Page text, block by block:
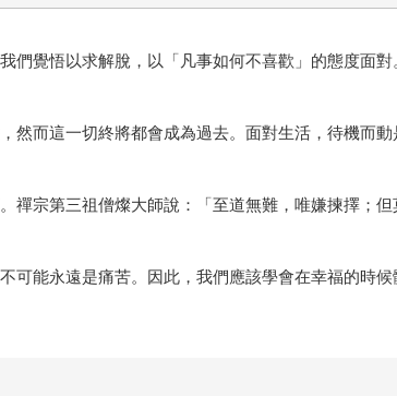
們覺悟以求解脫，以「凡事如何不喜歡」的態度面
然而這一切終將都會成為過去。面對生活，待機而
禪宗第三祖僧燦大師說：「至道無難，唯嫌揀擇；
能永遠是痛苦。因此，我們應該學會在幸福的時